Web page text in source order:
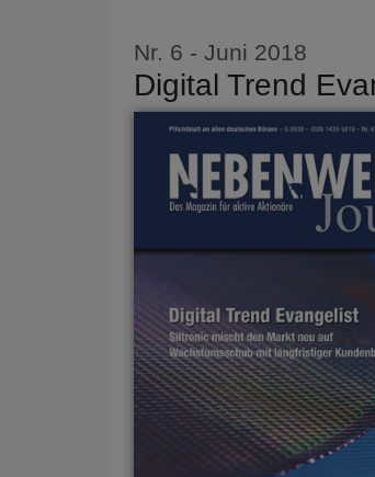
Nr. 6 - Juni 2018
Digital Trend